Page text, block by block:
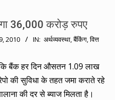
36,000 करोड़ रुपए
2010 IN: अर्थव्यवस्था,बैंकिंग,वित्त
बैंक हर दिन औसतन 1.09 लाख
की सुविधा के तहत जमा कराते रहे
की दर से ब्याज मिलता है।